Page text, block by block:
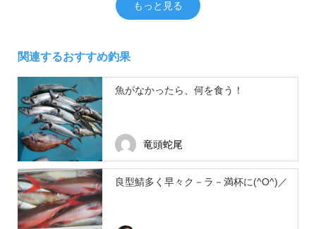
もっと見る
関連するおすすめ釣果
魚がなかったら、何を食う！
竜頭蛇尾
良型鯖多く早々ク－ラ－満杯に(^O^)／